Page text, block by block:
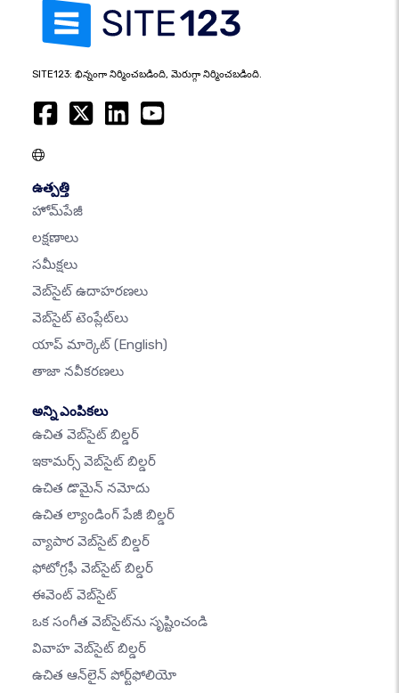
SITE123: భిన్నంగా నిర్మించబడింది, మెరుగ్గా నిర్మించబడింది.
ఉత్పత్తి
హోమ్‌పేజీ
లక్షణాలు
సమీక్షలు
వెబ్‌సైట్ ఉదాహరణలు
వెబ్‌సైట్ టెంప్లేట్‌లు
యాప్ మార్కెట్ (English)
తాజా నవీకరణలు
అన్ని ఎంపికలు
ఉచిత వెబ్‌సైట్ బిల్డర్
ఇకామర్స్ వెబ్‌సైట్ బిల్డర్
ఉచిత డొమైన్ నమోదు
ఉచిత ల్యాండింగ్ పేజీ బిల్డర్
వ్యాపార వెబ్‌సైట్ బిల్డర్
ఫోటోగ్రఫీ వెబ్‌సైట్ బిల్డర్
ఈవెంట్ వెబ్‌సైట్
ఒక సంగీత వెబ్‌సైట్‌ను సృష్టించండి
వివాహ వెబ్‌సైట్ బిల్డర్
ఉచిత ఆన్‌లైన్ పోర్ట్‌ఫోలియో